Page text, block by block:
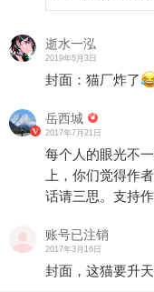
逝水一泓
2019年5月3日
封面：猫厂炸了
岳西城
2017年7月21日
每个人的眼光不
上，你们觉得作
话请三思。支持作
账号已注销
2017年3月16日
封面，这猫要升